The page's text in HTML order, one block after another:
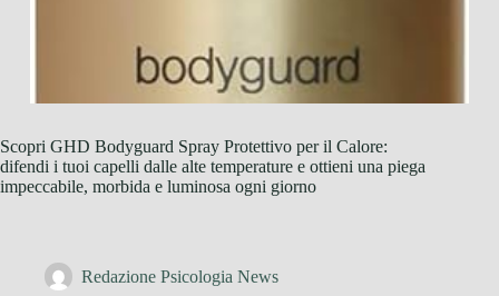
Scopri GHD Bodyguard Spray Protettivo per il Calore:
difendi i tuoi capelli dalle alte temperature e ottieni una piega
impeccabile, morbida e luminosa ogni giorno
Redazione Psicologia News